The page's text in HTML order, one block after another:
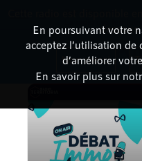
En poursuivant votre
acceptez l’utilisation
d’améliorer
En savoir plus sur
Non merci